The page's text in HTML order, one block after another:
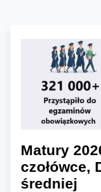
Matury
czołówce,
średniej